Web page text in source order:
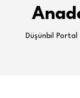
Düşünbil Portal